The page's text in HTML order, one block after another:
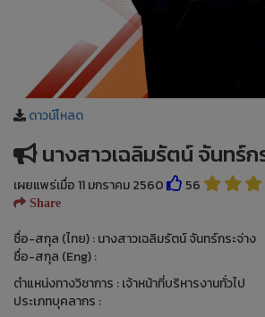
ดาวน์โหลด
นางสาวเฉลิมรัตน์ จันทร์ก
เผยแพร่เมื่อ 11 มกราคม 2560 56
Share
ชื่อ-สกุล (ไทย) : นางสาวเฉลิมรัตน์ จันทร์กระจ่าง
ชื่อ-สกุล (Eng) :
ตำแหน่งทางวิชาการ : เจ้าหน้าที่บริหารงานทั่วไป
ประเภทบุคลากร :